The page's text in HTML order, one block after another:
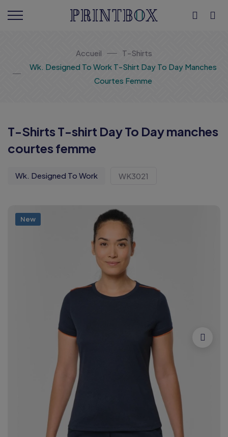
Accueil
T-Shirts
Wk. Designed To Work T-Shirt Day To Day Manches
Courtes Femme
New
T-Shirts T-shirt Day To Day manches
courtes femme
Wk. Designed To Work WK3021